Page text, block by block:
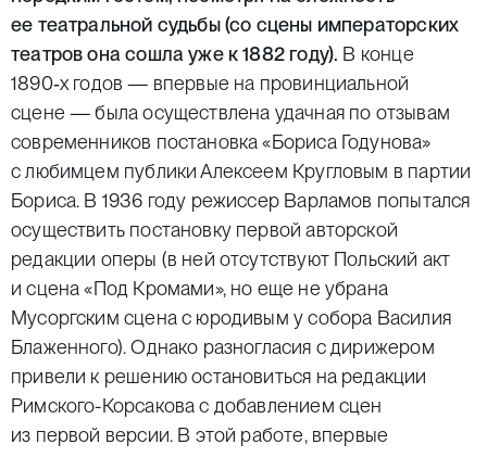
ее театральной судьбы (со сцены императорских
театров она сошла уже к 1882 году). В конце
1890‑х годов — впервые на провинциальной
сцене — была осуществлена удачная по отзывам
современников постановка «Бориса Годунова»
с любимцем публики Алексеем Кругловым в партии
Бориса. В 1936 году режиссер Варламов попытался
осуществить постановку первой авторской
редакции оперы (в ней отсутствуют Польский акт
и сцена «Под Кромами», но еще не убрана
Мусоргским сцена с юродивым у собора Василия
Блаженного). Однако разногласия с дирижером
привели к решению остановиться на редакции
Римского-Корсакова с добавлением сцен
из первой версии. В этой работе, впервые